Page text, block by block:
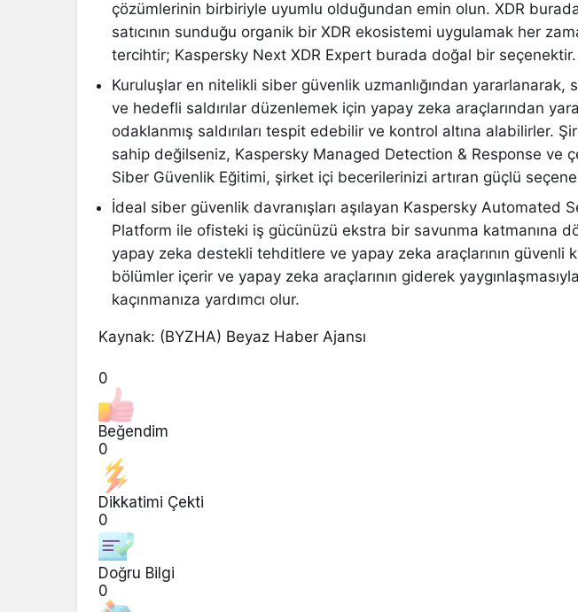
çözümlerinin birbiriyle uyumlu olduğundan emin olun. XDR
satıcının sunduğu organik bir XDR ekosistemi uygulamak her
tercihtir; Kaspersky Next XDR Expert burada doğal bir seçenektir.
Kuruluşlar en nitelikli siber güvenlik uzmanlığından yararlanarak,
ve hedefli saldırılar düzenlemek için yapay zeka araçlarından
odaklanmış saldırıları tespit edebilir ve kontrol altına alabilirler.
sahip değilseniz, Kaspersky Managed Detection & Response ve
Siber Güvenlik Eğitimi, şirket içi becerilerinizi artıran güçlü
İdeal siber güvenlik davranışları aşılayan Kaspersky Automated
Platform ile ofisteki iş gücünüzü ekstra bir savunma katmanına
yapay zeka destekli tehditlere ve yapay zeka araçlarının güvenli
bölümler içerir ve yapay zeka araçlarının giderek
kaçınmanıza yardımcı olur.
Kaynak: (BYZHA) Beyaz Haber Ajansı
0
Beğendim
0
Dikkatimi Çekti
0
Doğru Bilgi
0